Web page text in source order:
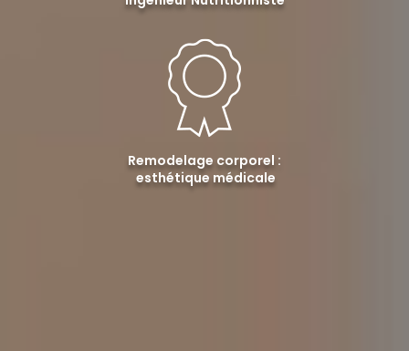
Remodelage corporel :
esthétique médicale